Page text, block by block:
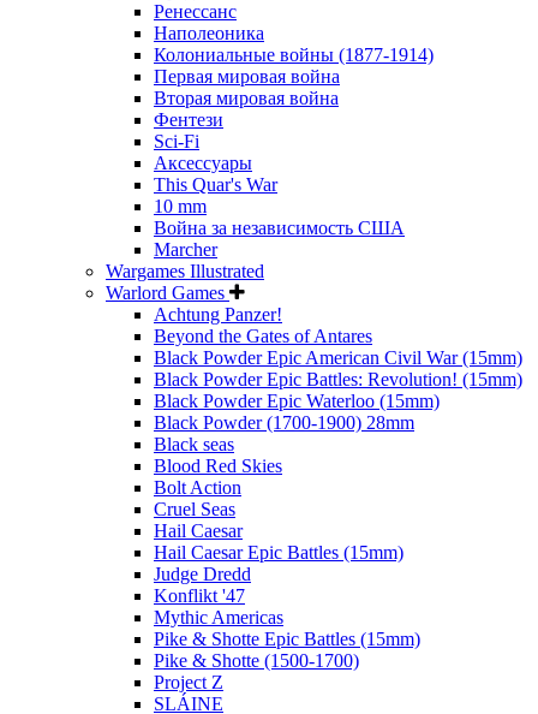
Ренессанс
Наполеоника
Колониальные войны (1877-1914)
Первая мировая война
Вторая мировая война
Фентези
Sci-Fi
Аксессуары
This Quar's War
10 mm
Война за независимость США
Marcher
Wargames Illustrated
Warlord Games
Achtung Panzer!
Beyond the Gates of Antares
Black Powder Epic American Civil War (15mm)
Black Powder Epic Battles: Revolution! (15mm)
Black Powder Epic Waterloo (15mm)
Black Powder (1700-1900) 28mm
Black seas
Blood Red Skies
Bolt Action
Cruel Seas
Hail Caesar
Hail Caesar Epic Battles (15mm)
Judge Dredd
Konflikt '47
Mythic Americas
Pike & Shotte Epic Battles (15mm)
Pike & Shotte (1500-1700)
Project Z
SLÁINE